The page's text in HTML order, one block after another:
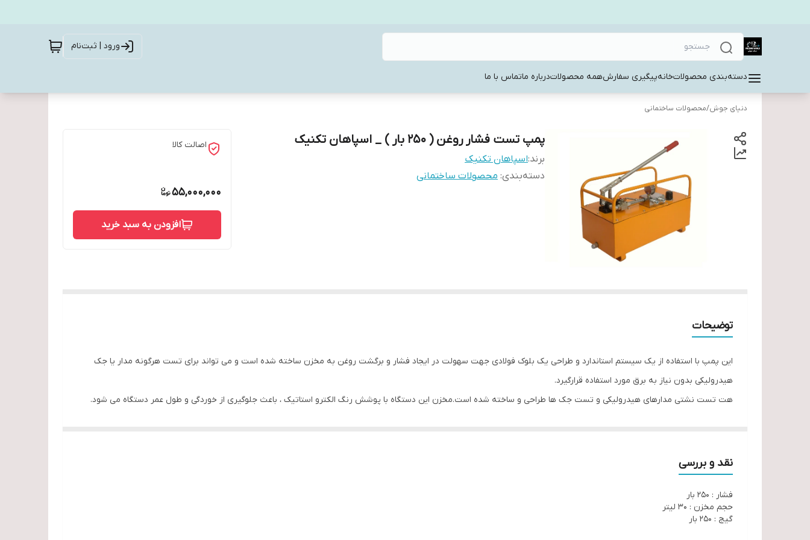
ورود | ثبت‌نام
دسته‌بندی محصولاتخانهپیگیری سفارشهمه محصولاتدرباره ماتماس با ما
دنیای جوش/محصولات ساختمانی
پمپ تست فشار روغن ( 250 بار ) _ اسپاهان تکنیک
برند:اسپاهان تکنیک
دسته‌بندی: محصولات ساختمانی
اصالت کالا
55,000,000
افزودن به سبد خرید
توضیحات
این پمپ با استفاده از یک سیستم استاندارد و طراحی یک بلوک فولادی جهت سهولت در ایجاد فشار و برگشت روغن به مخزن ساخته شده است و می تواند برای تست هرگونه مدار یا جک
هیدرولیکی بدون نیاز به برق مورد استفاده قرارگیرد.
هت تست نشتی مدارهای هیدرولیکی و تست جک ها طراحی و ساخته شده است.مخزن این دستگاه با پوشش رنگ الکترو استاتیک ، باعث جلوگیری از خوردگی و طول عمر دستگاه می شود.
نقد و بررسی
فشار : 250 بار
حجم مخزن : 30 لیتر
گیج : 250 بار